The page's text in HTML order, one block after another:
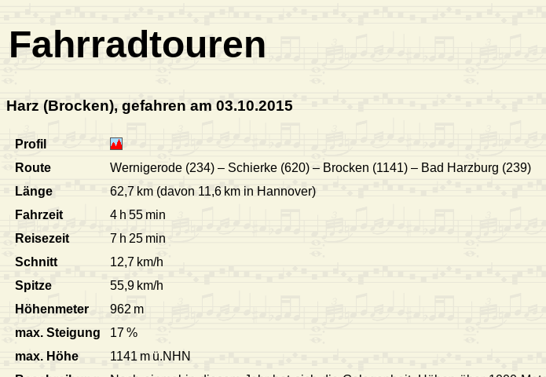
Fahrradtouren
Harz (Brocken), gefahren am 03.10.2015
Profil
Route
Wernigerode (234) – Schierke (620) – Brocken (1141) – Bad Harzburg (239)
Länge
62,7 km (davon 11,6 km in Hannover)
Fahrzeit
4 h 55 min
Reisezeit
7 h 25 min
Schnitt
12,7 km/h
Spitze
55,9 km/h
Höhenmeter
962 m
max. Steigung
17 %
max. Höhe
1141 m ü.NHN